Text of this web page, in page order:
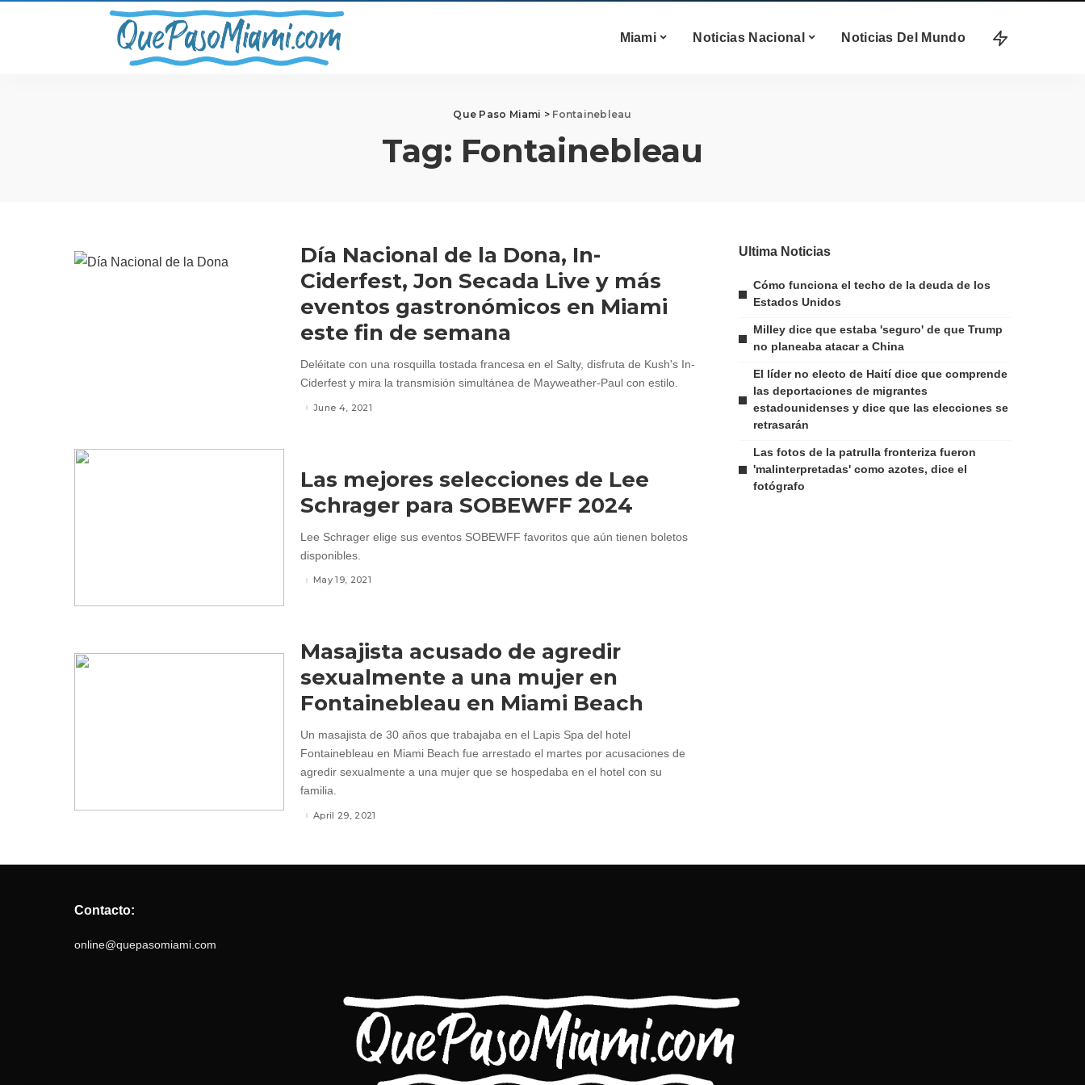
Miami Noticias Nacional Noticias Del Mundo
Que Paso Miami > Fontainebleau
Tag: Fontainebleau
Día Nacional de la Dona, In-
Ciderfest, Jon Secada Live y más
eventos gastronómicos en Miami
este fin de semana
Deléitate con una rosquilla tostada francesa en el Salty, disfruta de Kush's In-
Ciderfest y mira la transmisión simultánea de Mayweather-Paul con estilo.
June 4, 2021
Las mejores selecciones de Lee
Schrager para SOBEWFF 2024
Lee Schrager elige sus eventos SOBEWFF favoritos que aún tienen boletos
disponibles.
May 19, 2021
Masajista acusado de agredir
sexualmente a una mujer en
Fontainebleau en Miami Beach
Un masajista de 30 años que trabajaba en el Lapis Spa del hotel
Fontainebleau en Miami Beach fue arrestado el martes por acusaciones de
agredir sexualmente a una mujer que se hospedaba en el hotel con su
familia.
April 29, 2021
Ultima Noticias
Cómo funciona el techo de la deuda de los
Estados Unidos
Milley dice que estaba 'seguro' de que Trump
no planeaba atacar a China
El líder no electo de Haití dice que comprende
las deportaciones de migrantes
estadounidenses y dice que las elecciones se
retrasarán
Las fotos de la patrulla fronteriza fueron
'malinterpretadas' como azotes, dice el
fotógrafo
Contacto:
online@quepasomiami.com